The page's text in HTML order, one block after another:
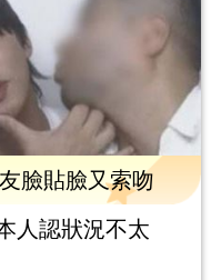
臉貼臉又索吻
人認狀況不太